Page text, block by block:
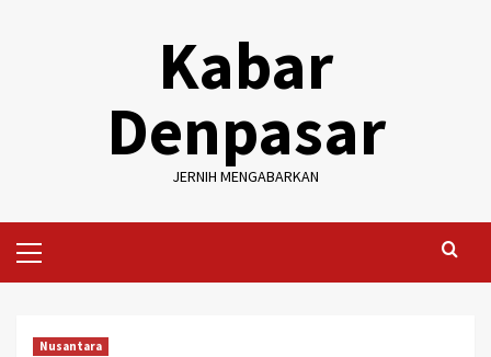
Kabar
Denpasar
JERNIH MENGABARKAN
Menu
Nusantara